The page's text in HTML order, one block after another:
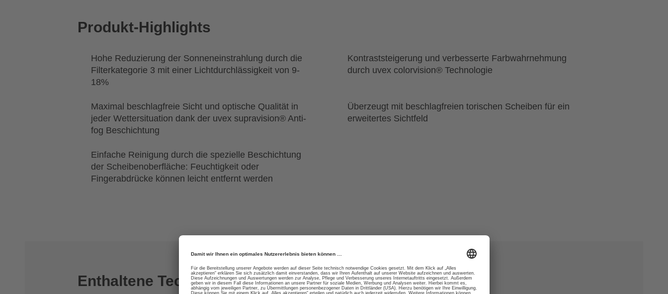
Produkt-Highlights
Hohe Reduzierung der Sonneneinstrahlung durch die
Filterkategorie 3 mit einer Lichtdurchlässigkeit von 9-
18%
Kontraststeigerung und verbesserte Farbwahrnehmung
durch uvex colorvision® Technologie
Maximal beschlagfreie Sicht und optische Qualität in
jeder Wettersituation dank der uvex supravision® Anti-
fog Beschichtung
Überzeugt mit beschlagfreien torischen Scheiben für ein
erweitertes Sichtfeld
Einfache Reinigung durch die spezielle Beschichtung
der Scheibenoberfläche: Feuchtigkeit oder
Fingerabdrücke können leicht entfernt werden
Enthaltene Technologien